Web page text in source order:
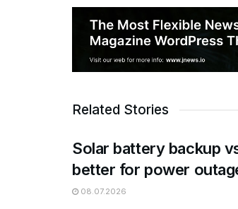
Related Stories
Solar battery backup
better for power
08.07.2026